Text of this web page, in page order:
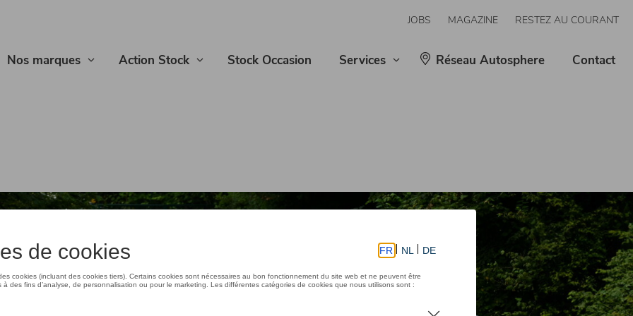
JOBS MAGAZINE RESTEZ AU COURANT
Nos marques Action Stock Stock Occasion Services Réseau Autosphere Contact